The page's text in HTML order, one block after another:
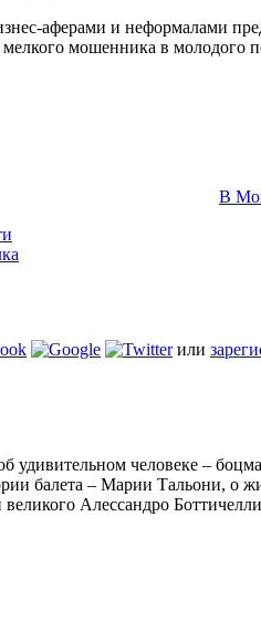
аферами и неформалами
мошенника в молодого
В
или
удивительном человеке –
балета – Марии Тальони, о
Алессандро